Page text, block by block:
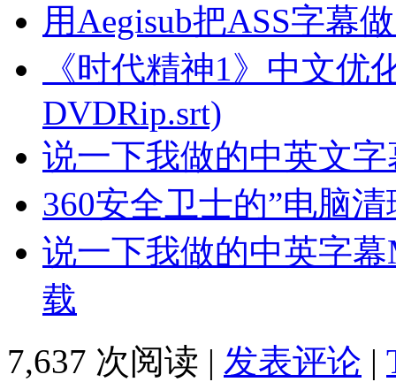
用Aegisub把ASS字幕
《时代精神1》中文优
DVDRip.srt)
说一下我做的中英文
360安全卫士的”电脑
说一下我做的中英字
载
7,637 次阅读 | 发表评论 |